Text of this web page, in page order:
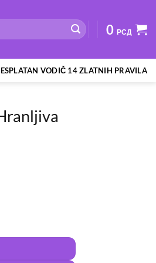
0 РСД
VODIČ 14 ZLATNIH PRAVILA
350g (17 komada u pakovanju)